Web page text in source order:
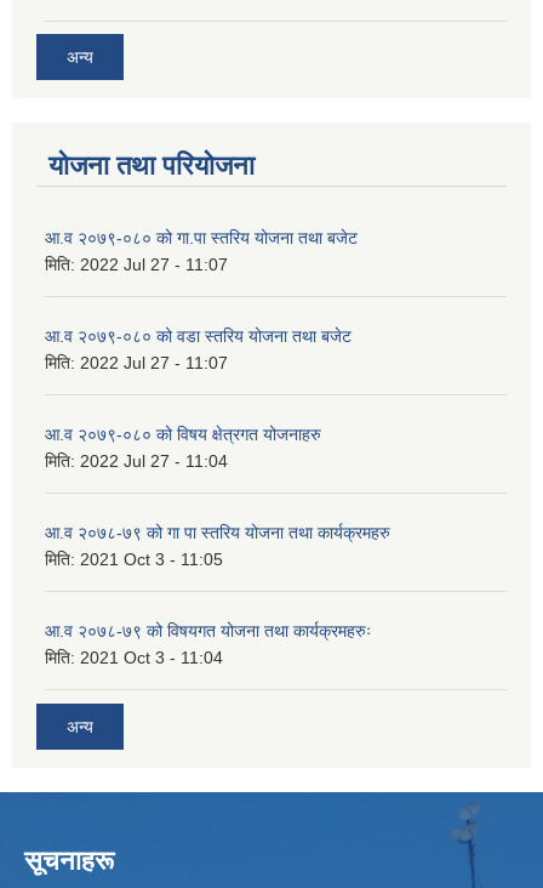
अन्य
योजना तथा परियोजना
आ.व २०७९-०८० को गा.पा स्तरिय योजना तथा बजेट
मिति: 2022 Jul 27 - 11:07
आ.व २०७९-०८० को वडा स्तरिय योजना तथा बजेट
मिति: 2022 Jul 27 - 11:07
आ.व २०७९-०८० को विषय क्षेत्रगत योजनाहरु
मिति: 2022 Jul 27 - 11:04
आ.व २०७८-७९ को गा पा स्तरिय योजना तथा कार्यक्रमहरु
मिति: 2021 Oct 3 - 11:05
आ.व २०७८-७९ को विषयगत योजना तथा कार्यक्रमहरुः
मिति: 2021 Oct 3 - 11:04
अन्य
सूचनाहरू